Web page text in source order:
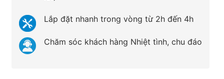
Lắp đặt nhanh trong vòng từ 2h đến 4h
Chăm sóc khách hàng Nhiệt tình, chu đáo